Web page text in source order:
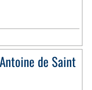
de Saint